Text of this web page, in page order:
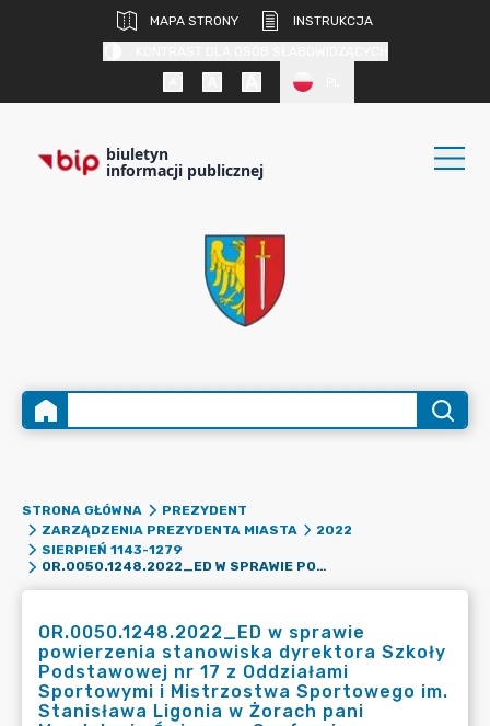
MAPA STRONY
INSTRUKCJA
biuletyn
informacji publicznej
STRONA GŁÓWNA
PREZYDENT
ZARZĄDZENIA PREZYDENTA MIASTA
2022
SIERPIEŃ 1143-1279
OR.0050.1248.2022_ED W SPRAWIE POWIERZENIA STANOWISKA DYREKTORA SZKOŁY PODSTAWOWEJ NR 17 Z ODDZIAŁAMI SPORTOWYMI I MISTRZOSTWA SPORTOWEGO IM. STANISŁAWA LIGONIA W ŻORACH PANI MAGDALENIE ŚWIACZNY-SZAFRANIEC
OR.0050.1248.2022_ED w sprawie
powierzenia stanowiska dyrektora Szkoły
Podstawowej nr 17 z Oddziałami
Sportowymi i Mistrzostwa Sportowego im.
Stanisława Ligonia w Żorach pani